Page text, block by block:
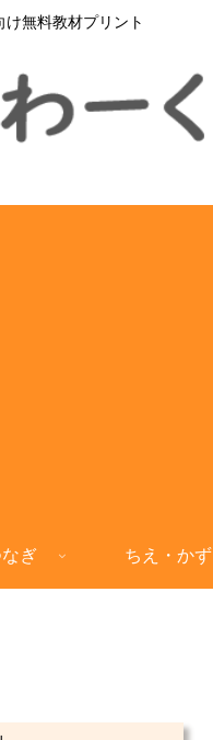
無料教材プリント
ぎ ちえ・かず